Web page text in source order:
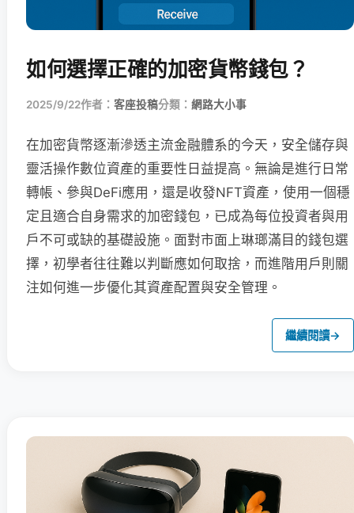
如何選擇正確的加密貨幣錢包？
2025/9/22作者： 客座投稿分類： 網路大小事
在加密貨幣逐漸滲透主流金融體系的今天，安全儲存與
靈活操作數位資產的重要性日益提高。無論是進行日常
轉帳、參與DeFi應用，還是收發NFT資產，使用一個穩
定且適合自身需求的加密錢包，已成為每位投資者與用
戶不可或缺的基礎設施。面對市面上琳瑯滿目的錢包選
擇，初學者往往難以判斷應如何取捨，而進階用戶則關
注如何進一步優化其資產配置與安全管理。
繼續閱讀→